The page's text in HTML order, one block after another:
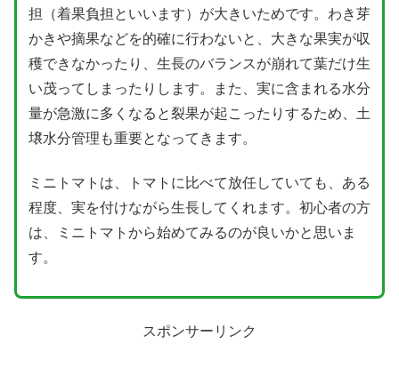
担（着果負担といいます）が大きいためです。わき芽
かきや摘果などを的確に行わないと、大きな果実が収
穫できなかったり、生長のバランスが崩れて葉だけ生
い茂ってしまったりします。また、実に含まれる水分
量が急激に多くなると裂果が起こったりするため、土
壌水分管理も重要となってきます。
ミニトマトは、トマトに比べて放任していても、ある
程度、実を付けながら生長してくれます。初心者の方
は、ミニトマトから始めてみるのが良いかと思いま
す。
スポンサーリンク